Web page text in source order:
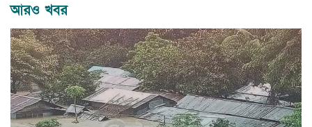
আরও খবর